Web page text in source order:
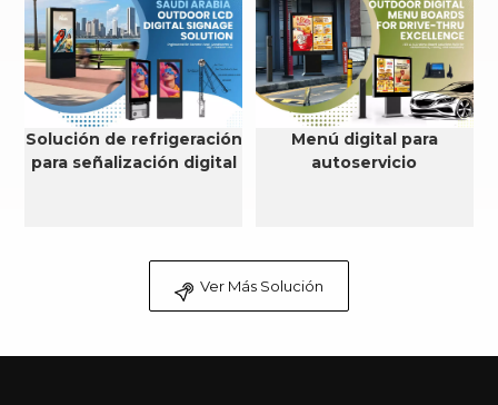
Solución de refrigeración
para señalización digital
Menú digital para
autoservicio
Ver Más Solución